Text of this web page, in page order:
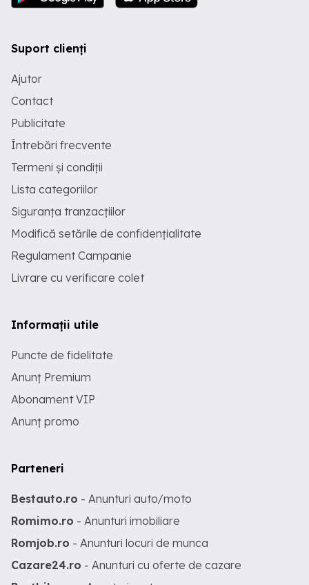
Suport clienți
Ajutor
Contact
Publicitate
Întrebări frecvente
Termeni și condiții
Lista categoriilor
Siguranța tranzacțiilor
Modifică setările de confidențialitate
Regulament Campanie
Livrare cu verificare colet
Informații utile
Puncte de fidelitate
Anunț Premium
Abonament VIP
Anunț promo
Parteneri
Bestauto.ro - Anunturi auto/moto
Romimo.ro - Anunturi imobiliare
Romjob.ro - Anunturi locuri de munca
Cazare24.ro - Anunturi cu oferte de cazare